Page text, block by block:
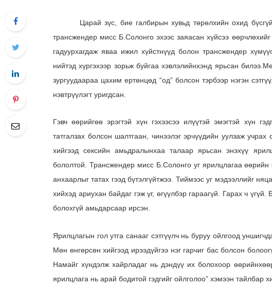
Царай зүс, бие галбирын хувьд төрөлхийн охид
трансжендер мисс Б.Солонго эхээс заяасан хүйсээ
гадуурхагдаж яваа ижил хүйстнүүд болон трансжендер
нийтэд хүргэхээр зорьж буйгаа хэвлэлийнхэнд ярьсан билээ.
зургуудаараа цахим ертөнцөд “од” болсон тэрбээр нэгэн
нэвтрүүлэгт уригдсан.
Гэвч өөрийгөө эрэгтэй хүн гэхээсээ илүүтэй эмэгтэй хүн
татгалзах болсон шалтгаан, чинээлэг эрчүүдийн уулзаж
хийгээд сексийн амьдралынхаа талаар ярьсан энэхүү
бололтой. Трансжендер мисс Б.Солонго уг ярилцлагаа
анхаарлыг татах гээд бүтэлгүйтжээ. Тиймээс уг мэдээллийг
хийхэд ариухан байдаг гэж үг, өгүүлбэр гараагүй. Гарах ч
болохгүй амьдарсаар ирсэн.
Ярилцлагын гол утга санааг сэтгүүлч нь буруу ойлгоод
Мөн өнгөрсөн хийгээд ирээдүйгээ нэг гарчиг бас болсон
Намайг хүндэлж хайрладаг нь дэндүү их болохоор
ярилцлага нь арай бодитой гэдгийг ойлголоо” хэмээн тайлбар